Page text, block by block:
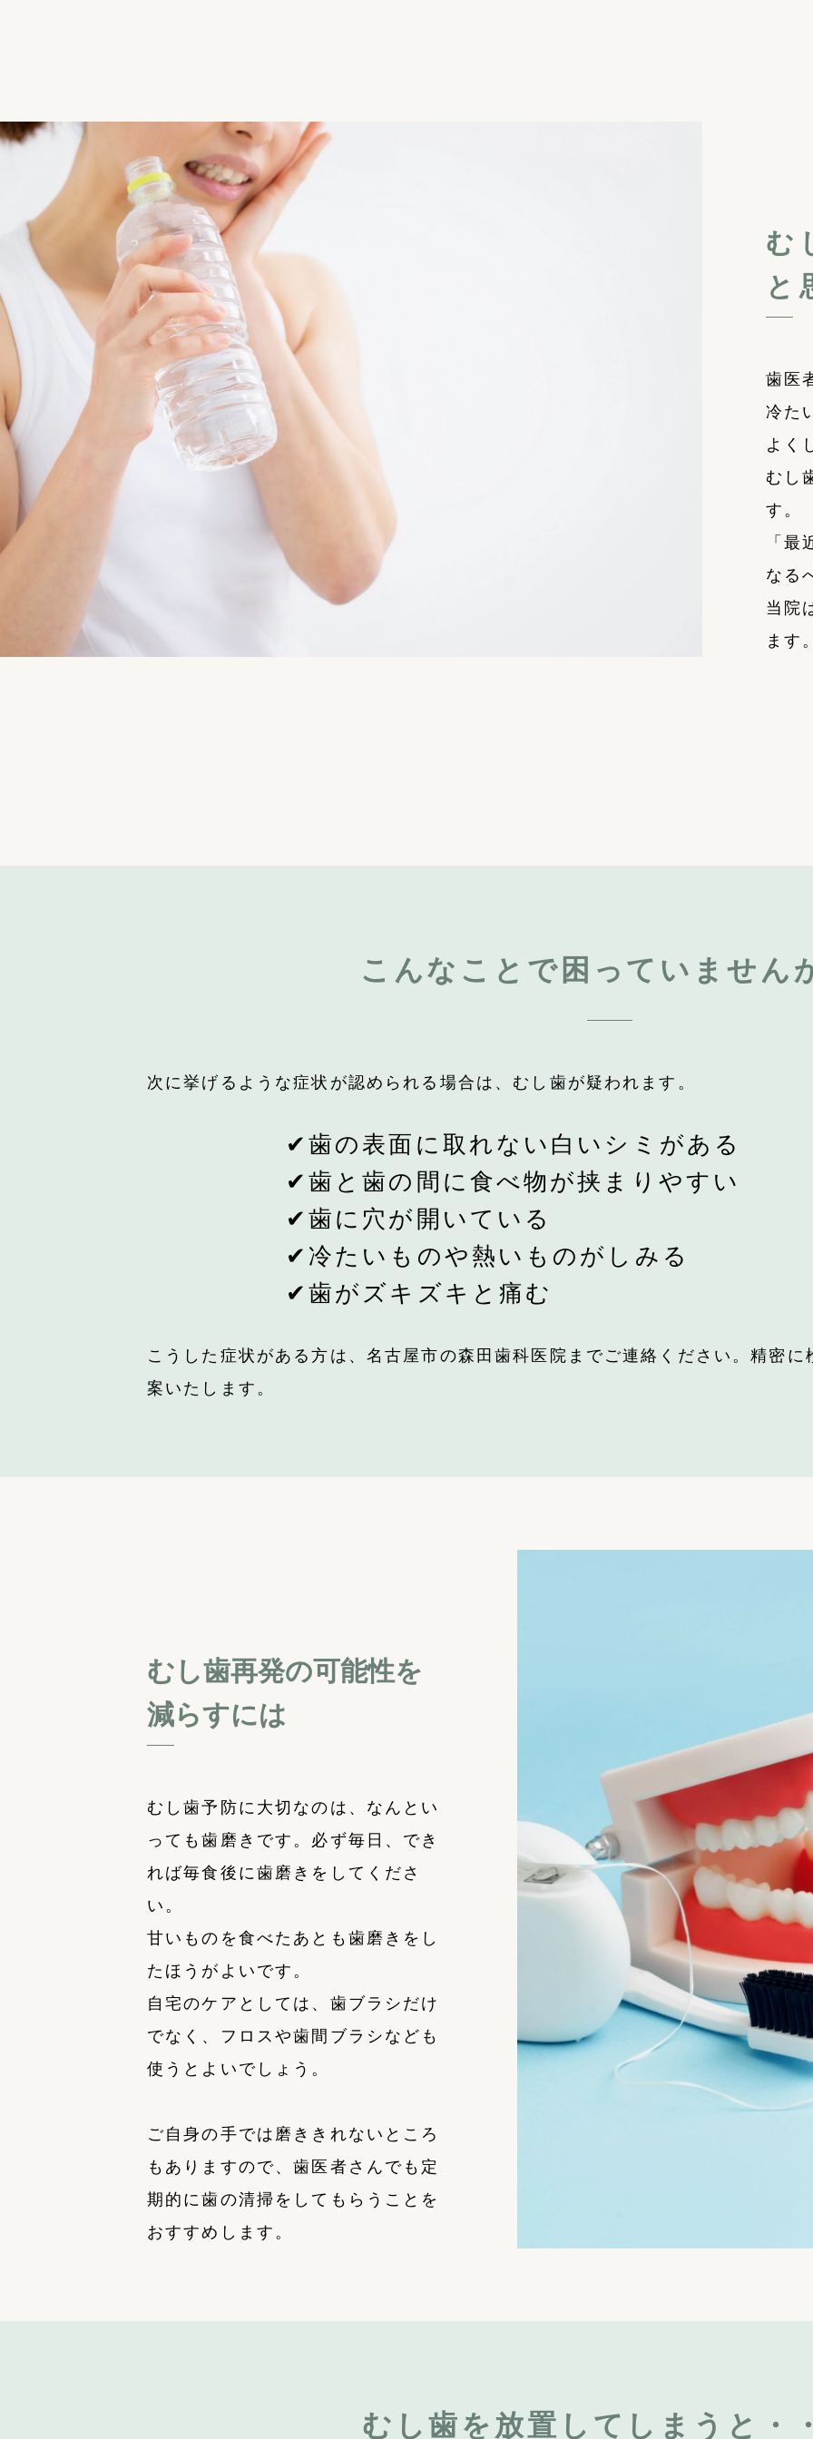
む
と
歯医
冷た
よく
むし
す。
「
なる
当院
ます
こんなことで困っていません
次に挙げるような症状が認められる場合は、むし歯が疑われます。
✔歯の表面に 取れない白いシミがある
✔歯と歯の間に 食べ物が挟まりやすい
✔歯に穴が開いている
✔ 冷たいものや 熱いものがしみる
✔歯がズキズキと痛む
こうした症状がある方は、名古屋市の森田歯科医院までご連絡ください。精密
案いたします。
むし歯再発の可能性を
減らすには
むし歯予防に大切なのは、なんとい
っても歯磨きです。必ず毎日、でき
れば毎食後に歯磨きをしてくださ
い。
甘いものを食べたあとも歯磨きをし
たほうがよいです。
自宅のケアとしては、歯ブラシだけ
でなく、フロスや歯間ブラシなども
使うとよいでしょう。
ご自身の手では磨ききれないところ
もありますので、歯医者さんでも定
期的に歯の清掃をしてもらうことを
おすすめします。
むし歯を放置してしまうと・